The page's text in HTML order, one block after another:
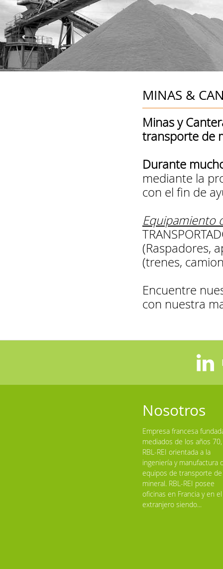
MINAS &
Minas y
transporte de
Durante
mediante la
con el fin de
Equipamiento
(Raspadores,
(trenes,
Encuentre
con nuestra
Nosotros
Empresa francesa
mediados de los años 70,
RBL-REI orientada a la
ingeniería y manufactura
equipos de transporte de
mineral. RBL-REI posee
oficinas en Francia y en el
extranjero siendo...